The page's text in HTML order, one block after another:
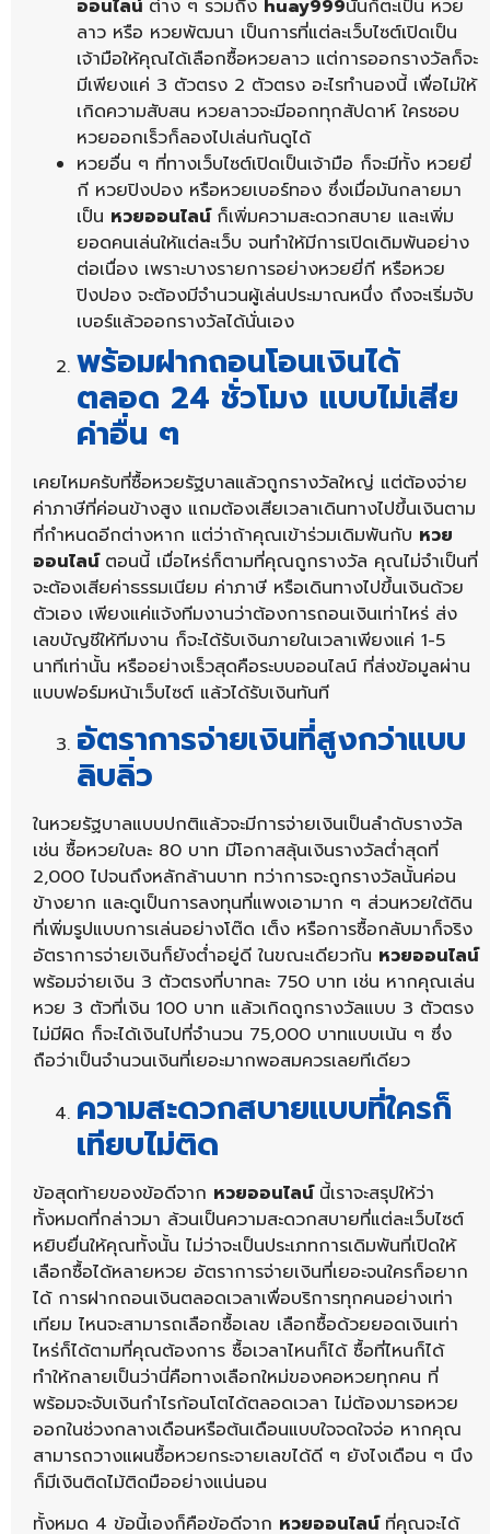
ออนไลน์ ต่าง ๆ รวมถึง huay999นั้นก็ตะเป็น หวย
ลาว หรือ หวยพัฒนา เป็นการที่แต่ละเว็บไซต์เปิดเป็น
เจ้ามือให้คุณได้เลือกซื้อหวยลาว แต่การออกรางวัลก็จะ
มีเพียงแค่ 3 ตัวตรง 2 ตัวตรง อะไรทำนองนี้ เพื่อไม่ให้
เกิดความสับสน หวยลาวจะมีออกทุกสัปดาห์ ใครชอบ
หวยออกเร็วก็ลองไปเล่นกันดูได้
หวยอื่น ๆ ที่ทางเว็บไซต์เปิดเป็นเจ้ามือ ก็จะมีทั้ง หวยยี่
กี หวยปิงปอง หรือหวยเบอร์ทอง ซึ่งเมื่อมันกลายมา
เป็น หวยออนไลน์ ก็เพิ่มความสะดวกสบาย และเพิ่ม
ยอดคนเล่นให้แต่ละเว็บ จนทำให้มีการเปิดเดิมพันอย่าง
ต่อเนื่อง เพราะบางรายการอย่างหวยยี่กี หรือหวย
ปิงปอง จะต้องมีจำนวนผู้เล่นประมาณหนึ่ง ถึงจะเริ่มจับ
เบอร์แล้วออกรางวัลได้นั่นเอง
พร้อมฝากถอนโอนเงินได้
ตลอด 24 ชั่วโมง แบบไม่เสีย
ค่าอื่น ๆ
เคยไหมครับที่ซื้อหวยรัฐบาลแล้วถูกรางวัลใหญ่ แต่ต้องจ่าย
ค่าภาษีที่ค่อนข้างสูง แถมต้องเสียเวลาเดินทางไปขึ้นเงินตาม
ที่กำหนดอีกต่างหาก แต่ว่าถ้าคุณเข้าร่วมเดิมพันกับ หวย
ออนไลน์ ตอนนี้ เมื่อไหร่ก็ตามที่คุณถูกรางวัล คุณไม่จำเป็นที่
จะต้องเสียค่าธรรมเนียม ค่าภาษี หรือเดินทางไปขึ้นเงินด้วย
ตัวเอง เพียงแค่แจ้งทีมงานว่าต้องการถอนเงินเท่าไหร่ ส่ง
เลขบัญชีให้ทีมงาน ก็จะได้รับเงินภายในเวลาเพียงแค่ 1-5
นาทีเท่านั้น หรืออย่างเร็วสุดคือระบบออนไลน์ ที่ส่งข้อมูลผ่าน
แบบฟอร์มหน้าเว็บไซต์ แล้วได้รับเงินทันที
อัตราการจ่ายเงินที่สูงกว่าแบบ
ลิบลิ่ว
ในหวยรัฐบาลแบบปกติแล้วจะมีการจ่ายเงินเป็นลำดับรางวัล
เช่น ซื้อหวยใบละ 80 บาท มีโอกาสลุ้นเงินรางวัลต่ำสุดที่
2,000 ไปจนถึงหลักล้านบาท ทว่าการจะถูกรางวัลนั้นค่อน
ข้างยาก และดูเป็นการลงทุนที่แพงเอามาก ๆ ส่วนหวยใต้ดิน
ที่เพิ่มรูปแบบการเล่นอย่างโต๊ด เต็ง หรือการซื้อกลับมาก็จริง
อัตราการจ่ายเงินก็ยังต่ำอยู่ดี ในขณะเดียวกัน หวยออนไลน์
พร้อมจ่ายเงิน 3 ตัวตรงที่บาทละ 750 บาท เช่น หากคุณเล่น
หวย 3 ตัวที่เงิน 100 บาท แล้วเกิดถูกรางวัลแบบ 3 ตัวตรง
ไม่มีผิด ก็จะได้เงินไปที่จำนวน 75,000 บาทแบบเน้น ๆ ซึ่ง
ถือว่าเป็นจำนวนเงินที่เยอะมากพอสมควรเลยทีเดียว
ความสะดวกสบายแบบที่ใครก็
เทียบไม่ติด
ข้อสุดท้ายของข้อดีจาก หวยออนไลน์ นี้เราจะสรุปให้ว่า
ทั้งหมดที่กล่าวมา ล้วนเป็นความสะดวกสบายที่แต่ละเว็บไซต์
หยิบยื่นให้คุณทั้งนั้น ไม่ว่าจะเป็นประเภทการเดิมพันที่เปิดให้
เลือกซื้อได้หลายหวย อัตราการจ่ายเงินที่เยอะจนใครก็อยาก
ได้ การฝากถอนเงินตลอดเวลาเพื่อบริการทุกคนอย่างเท่า
เทียม ไหนจะสามารถเลือกซื้อเลข เลือกซื้อด้วยยอดเงินเท่า
ไหร่ก็ได้ตามที่คุณต้องการ ซื้อเวลาไหนก็ได้ ซื้อที่ไหนก็ได้
ทำให้กลายเป็นว่านี่คือทางเลือกใหม่ของคอหวยทุกคน ที่
พร้อมจะจับเงินกำไรก้อนโตได้ตลอดเวลา ไม่ต้องมารอหวย
ออกในช่วงกลางเดือนหรือต้นเดือนแบบใจจดใจจ่อ หากคุณ
สามารถวางแผนซื้อหวยกระจายเลขได้ดี ๆ ยังไงเดือน ๆ นึง
ก็มีเงินติดไม้ติดมืออย่างแน่นอน
ทั้งหมด 4 ข้อนี้เองก็คือข้อดีจาก หวยออนไลน์ ที่คุณจะได้